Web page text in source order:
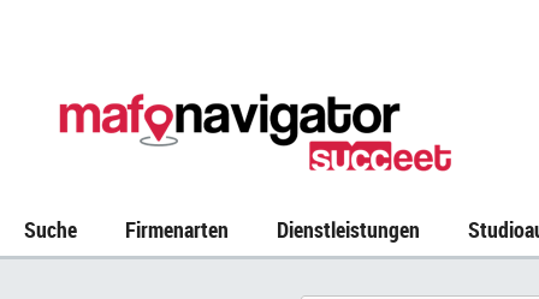
Suche Firmenarten Dienstleistungen